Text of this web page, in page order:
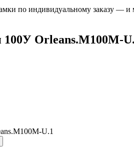
по индивидуальному заказу —
100У Orleans.M100M-